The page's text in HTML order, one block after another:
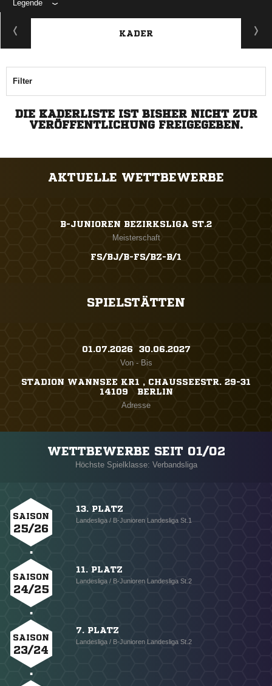
Legende
KADER
Filter
DIE KADERLISTE IST BISHER NICHT ZUR
VERÖFFENTLICHUNG FREIGEGEBEN.
AKTUELLE WETTBEWERBE
B-JUNIOREN BEZIRKSLIGA ST.2
Meisterschaft
FS/BJ/B-FS/BZ-B/1
SPIELSTÄTTEN
01.07.2026 ​ 30.06.2027
Von - Bis
STADION WANNSEE KR1 , CHAUSSEESTR. 29-31
14109 BERLIN
Adresse
WETTBEWERBE SEIT 01/02
Höchste Spielklasse: Verbandsliga
SAISON
25/26
13. PLATZ
Landesliga / B-Junioren Landesliga St.1
SAISON
24/25
11. PLATZ
Landesliga / B-Junioren Landesliga St.2
SAISON
23/24
7. PLATZ
Landesliga / B-Junioren Landesliga St.2